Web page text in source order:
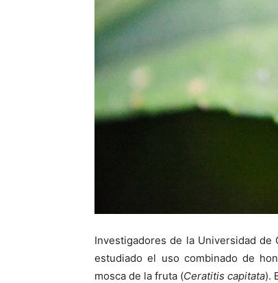
Investigadores de la Universidad de
estudiado el uso combinado de
mosca de la fruta (Ceratitis capitata).